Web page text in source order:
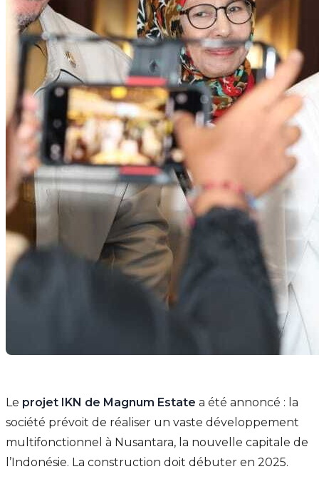
Le projet IKN de Magnum Estate a été annoncé : la
société prévoit de réaliser un vaste développement
multifonctionnel à Nusantara, la nouvelle capitale de
l’Indonésie. La construction doit débuter en 2025.